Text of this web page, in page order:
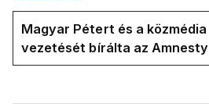
Magyar Pétert és a közmédia
vezetését bírálta az Amnesty
International a Klubrádióban